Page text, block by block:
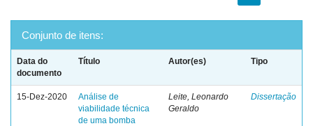
Conjunto de itens:
Data do
documento
Título Autor(es) Tipo
15-Dez-2020
Análise de
viabilidade técnica
de uma bomba
Leite, Leonardo
Geraldo
Dissertação